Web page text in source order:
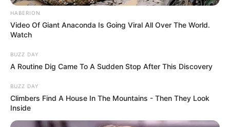
HABERION
Video Of Giant Anaconda Is Going Viral All Over The World.
Watch
BUZZ DAY
A Routine Dig Came To A Sudden Stop After This Discovery
BUZZ DAY
Climbers Find A House In The Mountains - Then They Look
Inside